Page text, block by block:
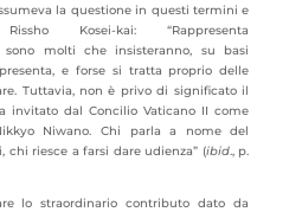
la questione in questi termini e
Kosei-kai: “Rappresenta
sono molti che insisteranno, su basi
e forse si tratta proprio delle
Tuttavia, non è privo di significato il
dal Concilio Vaticano II come
Niwano. Chi parla a nome del
riesce a farsi dare udienza” (ibid., p.
lo straordinario contributo dato da